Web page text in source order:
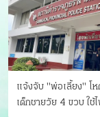
แจ้งจับ "พ่อเลี้ยง" โห
เด็กชายวัย 4 ขวบ ใช้